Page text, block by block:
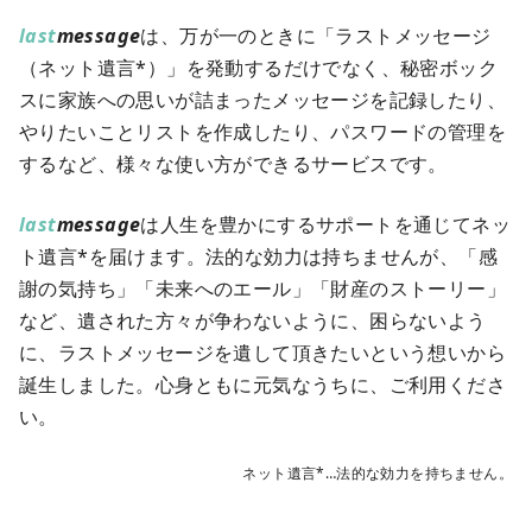
lastmessageは、万が一のときに「ラストメッセージ
（ネット遺言*）」を発動するだけでなく、秘密ボック
スに家族への思いが詰まったメッセージを記録したり、
やりたいことリストを作成したり、パスワードの管理を
するなど、様々な使い方ができるサービスです。
lastmessageは人生を豊かにするサポートを通じてネッ
ト遺言*を届けます。法的な効力は持ちませんが、「感
謝の気持ち」「未来へのエール」「財産のストーリー」
など、遺された方々が争わないように、困らないよう
に、ラストメッセージを遺して頂きたいという想いから
誕生しました。心身ともに元気なうちに、ご利用くださ
い。
ネット遺言*…法的な効力を持ちません。